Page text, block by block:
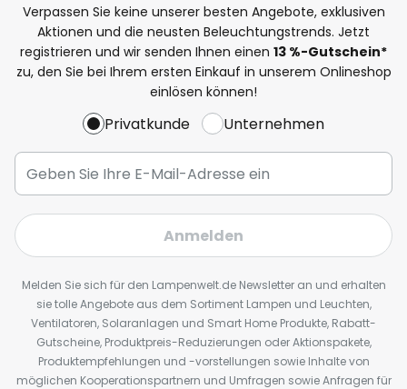
Verpassen Sie keine unserer besten Angebote, exklusiven
Aktionen und die neusten Beleuchtungstrends. Jetzt
registrieren und wir senden Ihnen einen 13 %-Gutschein*
zu, den Sie bei Ihrem ersten Einkauf in unserem Onlineshop
einlösen können!
Privatkunde Unternehmen
Anmelden
Melden Sie sich für den Lampenwelt.de Newsletter an und erhalten
sie tolle Angebote aus dem Sortiment Lampen und Leuchten,
Ventilatoren, Solaranlagen und Smart Home Produkte, Rabatt-
Gutscheine, Produktpreis-Reduzierungen oder Aktionspakete,
Produktempfehlungen und -vorstellungen sowie Inhalte von
möglichen Kooperationspartnern und Umfragen sowie Anfragen für